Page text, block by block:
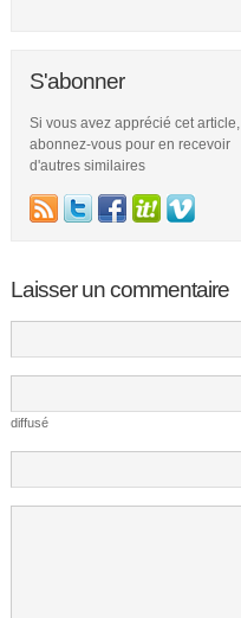
S'abonner
Si vous avez apprécié cet article,
abonnez-vous pour en recevoir
d'autres similaires
Laisser un commentaire
diffusé